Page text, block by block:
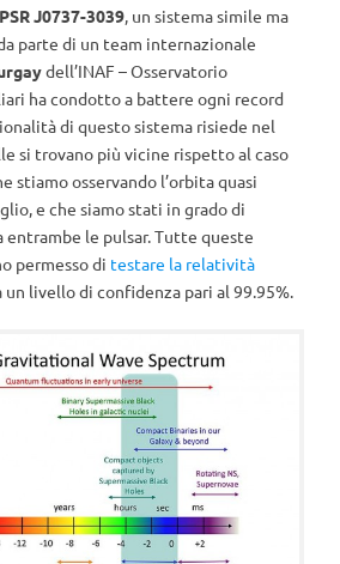
PSR J0737-3039, un sistema simile ma
parte di un team internazionale
dell’INAF – Osservatorio
ha condotto a battere ogni record
di questo sistema risiede nel
si trovano più vicine rispetto al caso
stiamo osservando l’orbita quasi
e che siamo stati in grado di
entrambe le pulsar. Tutte queste
permesso di testare la relatività
un livello di confidenza pari al 99.95%.